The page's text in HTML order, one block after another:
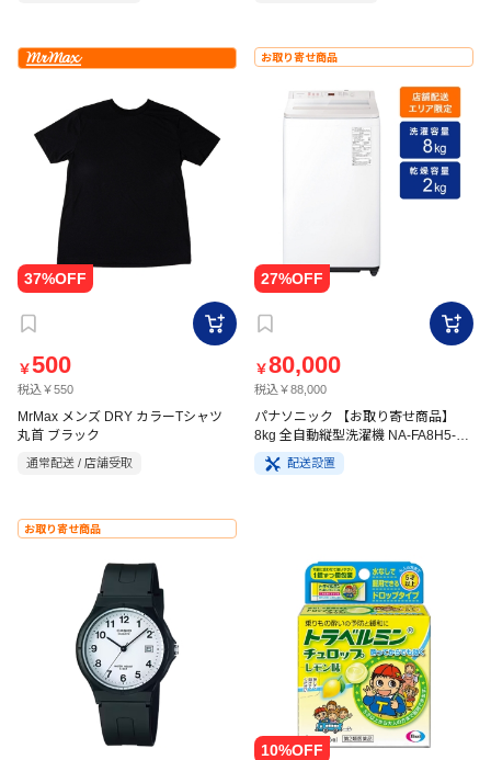
￥500
税込￥550
MrMax メンズ DRY カラーTシャツ
丸首 ブラック
通常配送 / 店舗受取
お取り寄せ商品
￥80,000
税込￥88,000
パナソニック 【お取り寄せ商品】
8kg 全自動縦型洗濯機 NA-FA8H5-W
ホワイト
配送設置
お取り寄せ商品